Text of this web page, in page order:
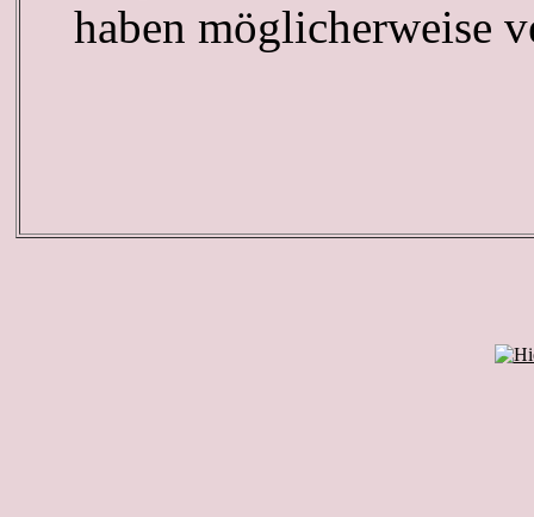
haben möglicherweise